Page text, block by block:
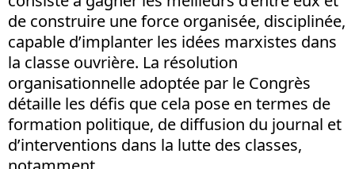
de construire une force organisée, disciplinée,
capable d’implanter les idées marxistes dans
la classe ouvrière. La résolution
organisationnelle adoptée par le Congrès
détaille les défis que cela pose en termes de
formation politique, de diffusion du journal et
d’interventions dans la lutte des classes,